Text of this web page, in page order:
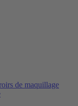
de maquillage